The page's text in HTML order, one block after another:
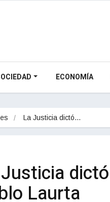
ECONOMÍA
La Justicia dictó…
Laurta